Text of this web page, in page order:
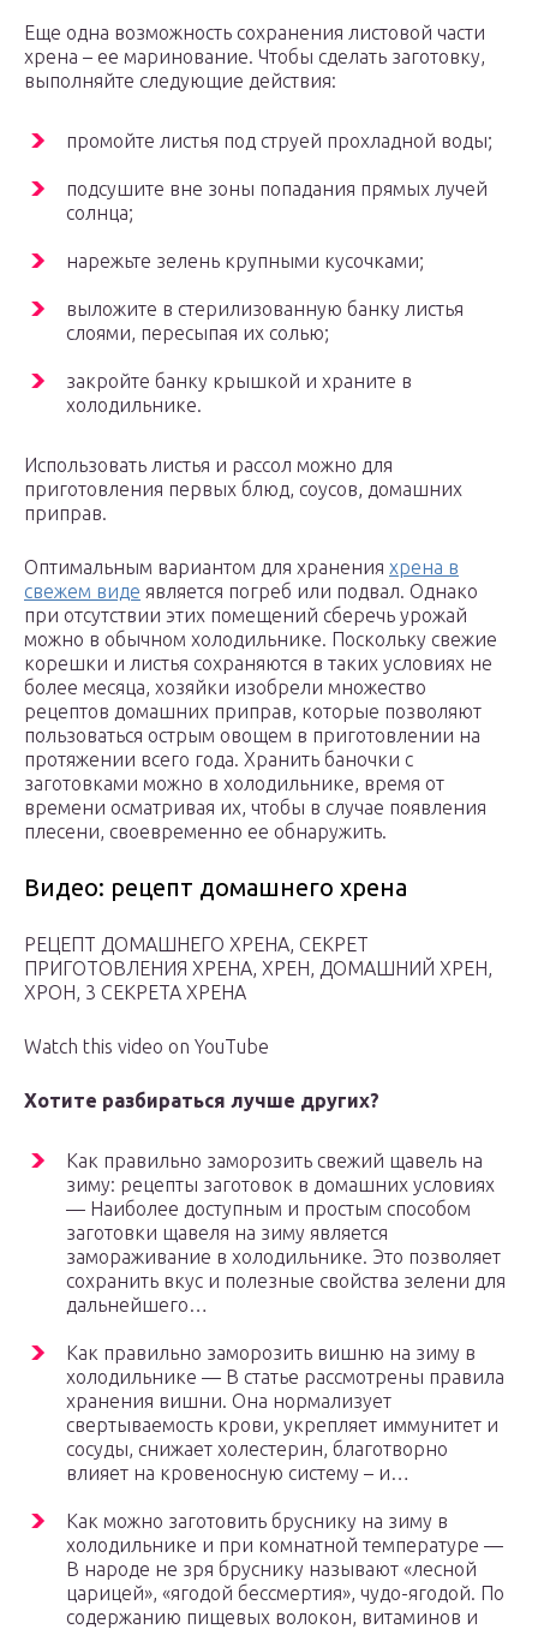
Еще одна возможность сохранения листовой части
хрена – ее маринование. Чтобы сделать заготовку,
выполняйте следующие действия:
промойте листья под струей прохладной воды;
подсушите вне зоны попадания прямых лучей
солнца;
нарежьте зелень крупными кусочками;
выложите в стерилизованную банку листья
слоями, пересыпая их солью;
закройте банку крышкой и храните в
холодильнике.
Использовать листья и рассол можно для
приготовления первых блюд, соусов, домашних
приправ.
Оптимальным вариантом для хранения хрена в
свежем виде является погреб или подвал. Однако
при отсутствии этих помещений сберечь урожай
можно в обычном холодильнике. Поскольку свежие
корешки и листья сохраняются в таких условиях не
более месяца, хозяйки изобрели множество
рецептов домашних приправ, которые позволяют
пользоваться острым овощем в приготовлении на
протяжении всего года. Хранить баночки с
заготовками можно в холодильнике, время от
времени осматривая их, чтобы в случае появления
плесени, своевременно ее обнаружить.
Видео: рецепт домашнего хрена
РЕЦЕПТ ДОМАШНЕГО ХРЕНА, СЕКРЕТ
ПРИГОТОВЛЕНИЯ ХРЕНА, ХРЕН, ДОМАШНИЙ ХРЕН,
ХРОН, 3 СЕКРЕТА ХРЕНА
Watch this video on YouTube
Хотите разбираться лучше других?
Как правильно заморозить свежий щавель на
зиму: рецепты заготовок в домашних условиях
— Наиболее доступным и простым способом
заготовки щавеля на зиму является
замораживание в холодильнике. Это позволяет
сохранить вкус и полезные свойства зелени для
дальнейшего…
Как правильно заморозить вишню на зиму в
холодильнике — В статье рассмотрены правила
хранения вишни. Она нормализует
свертываемость крови, укрепляет иммунитет и
сосуды, снижает холестерин, благотворно
влияет на кровеносную систему – и…
Как можно заготовить бруснику на зиму в
холодильнике и при комнатной температуре —
В народе не зря бруснику называют «лесной
царицей», «ягодой бессмертия», чудо-ягодой. По
содержанию пищевых волокон, витаминов и